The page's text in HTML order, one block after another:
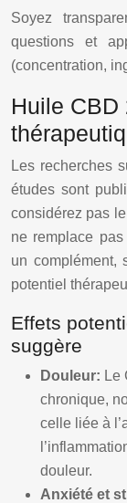
Soyez
questions et
(concentration,
Huile CBD
Les recherches
études sont
considérez pas
ne remplace
un complément,
potentiel
Effets
suggère
Douleur: Le
chronique,
celle liée à
douleur.
Anxiété et